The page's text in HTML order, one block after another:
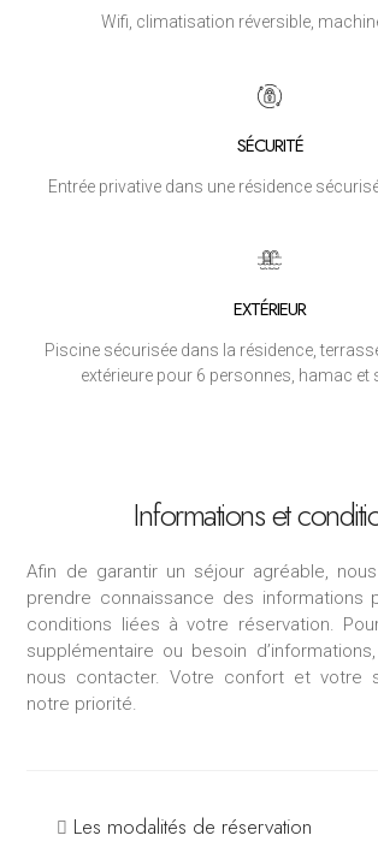
Wifi, climatisation réversible,
SÉCURITÉ
Entrée privative dans une résidence
EXTÉRIEUR
Piscine sécurisée dans la résidence,
extérieure pour 6 personnes, hamac et
Informations et
Afin de garantir un séjour agréable,
prendre connaissance des informations
conditions liées à votre réservation.
supplémentaire ou besoin
nous contacter. Votre confort et votre
notre priorité.
Les modalités de réservation